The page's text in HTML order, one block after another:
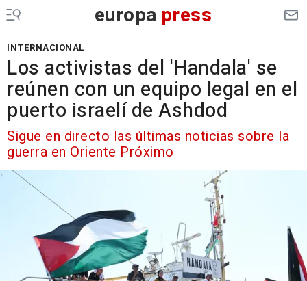
europa press
INTERNACIONAL
Los activistas del 'Handala' se
reúnen con un equipo legal en el
puerto israelí de Ashdod
Sigue en directo las últimas noticias sobre la
guerra en Oriente Próximo